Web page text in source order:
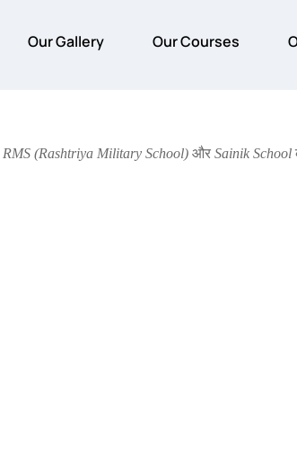
Our Gallery Our Courses
RMS (Rashtriya Military School) और Sainik School